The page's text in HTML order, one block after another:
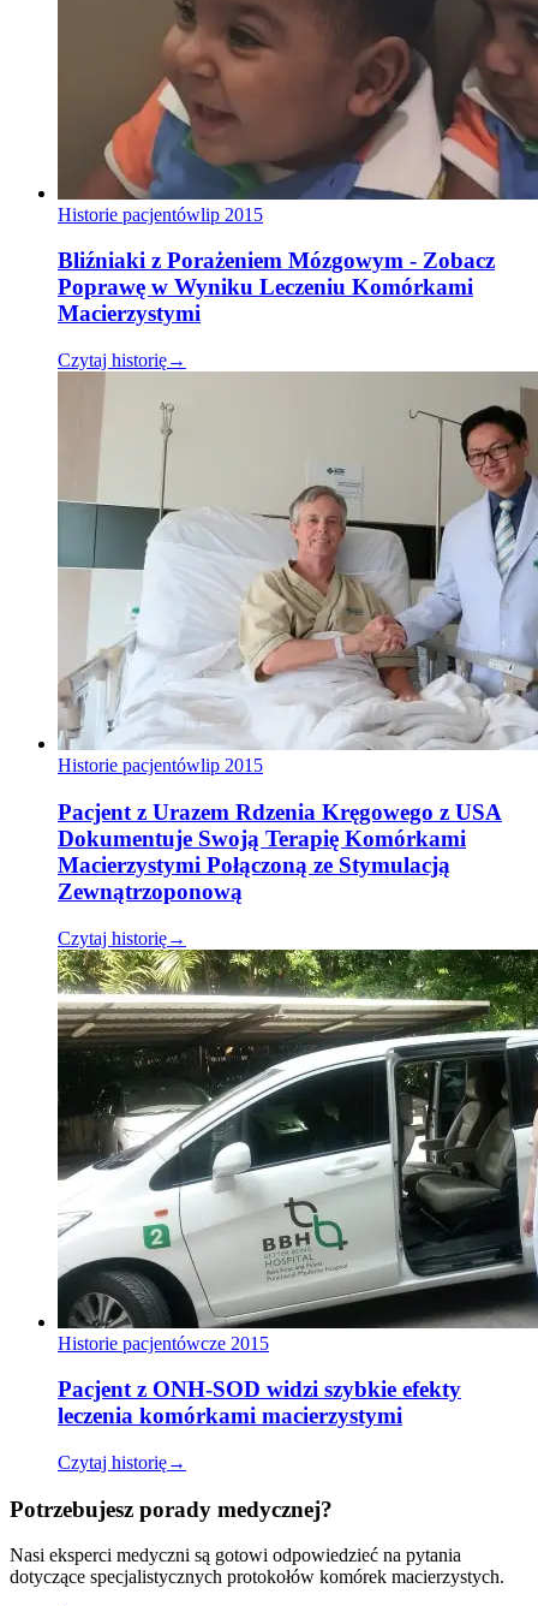
Historie pacjentówlip 2015
Bliźniaki z Porażeniem Mózgowym - Zobacz
Poprawę w Wyniku Leczeniu Komórkami
Macierzystymi
Czytaj historię→
Historie pacjentówlip 2015
Pacjent z Urazem Rdzenia Kręgowego z USA
Dokumentuje Swoją Terapię Komórkami
Macierzystymi Połączoną ze Stymulacją
Zewnątrzoponową
Czytaj historię→
Historie pacjentówcze 2015
Pacjent z ONH-SOD widzi szybkie efekty
leczenia komórkami macierzystymi
Czytaj historię→
Potrzebujesz porady medycznej?
Nasi eksperci medyczni są gotowi odpowiedzieć na pytania
dotyczące specjalistycznych protokołów komórek macierzystych.